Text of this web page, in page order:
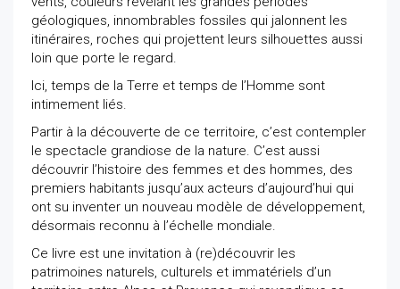
géologiques, innombrables fossiles qui jalonnent les
itinéraires, roches qui projettent leurs silhouettes aussi
loin que porte le regard.
Ici, temps de la Terre et temps de l’Homme sont
intimement liés.
Partir à la découverte de ce territoire, c’est contempler
le spectacle grandiose de la nature. C’est aussi
découvrir l’histoire des femmes et des hommes, des
premiers habitants jusqu’aux acteurs d’aujourd’hui qui
ont su inventer un nouveau modèle de développement,
désormais reconnu à l’échelle mondiale.
Ce livre est une invitation à (re)découvrir les
patrimoines naturels, culturels et immatériels d’un